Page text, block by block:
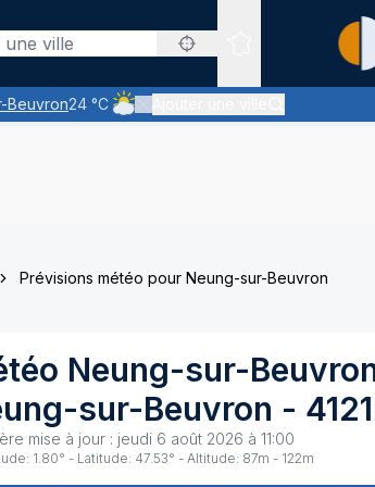
Sites
Beuvron24 °C
Ciel nuageux - les éclaircies et les
Prévisions météo pour Neung-sur-Beuvron
Neung-sur-
sur-Beuvron -
mise à jour : jeudi 6 août 2026 à 11:00
1.80° - Latitude: 47.53° - Altitude: 87m - 122m